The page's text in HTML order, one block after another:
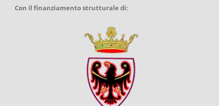
Con il finanziamento strutturale di: